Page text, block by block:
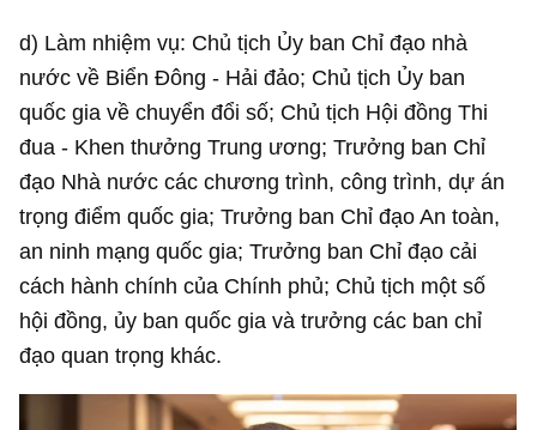
d) Làm nhiệm vụ: Chủ tịch Ủy ban Chỉ đạo nhà
nước về Biển Đông - Hải đảo; Chủ tịch Ủy ban
quốc gia về chuyển đổi số; Chủ tịch Hội đồng Thi
đua - Khen thưởng Trung ương; Trưởng ban Chỉ
đạo Nhà nước các chương trình, công trình, dự án
trọng điểm quốc gia; Trưởng ban Chỉ đạo An toàn,
an ninh mạng quốc gia; Trưởng ban Chỉ đạo cải
cách hành chính của Chính phủ; Chủ tịch một số
hội đồng, ủy ban quốc gia và trưởng các ban chỉ
đạo quan trọng khác.